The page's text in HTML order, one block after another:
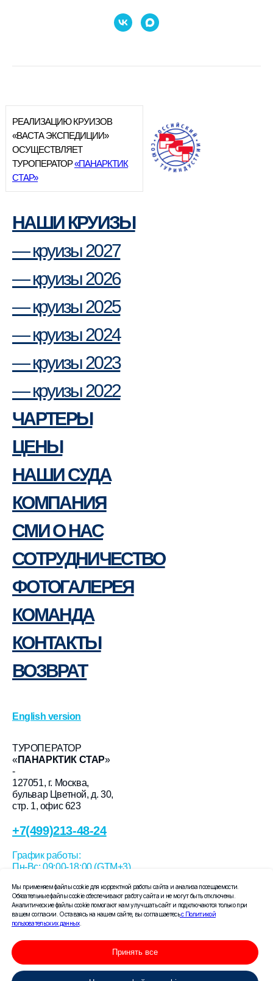
РЕАЛИЗАЦИЮ КРУИЗОВ
«ВАСТА ЭКСПЕДИЦИИ»
ОСУЩЕСТВЛЯЕТ
ТУРОПЕРАТОР«ПАНАРКТИК
СТАР»
НАШИ КРУИЗЫ
— круизы 2027
— круизы 2026
— круизы 2025
— круизы 2024
— круизы 2023
— круизы 2022
ЧАРТЕРЫ
ЦЕНЫ
НАШИ СУДА
КОМПАНИЯ
СМИ О НАС
СОТРУДНИЧЕСТВО
ФОТОГАЛЕРЕЯ
КОМАНДА
КОНТАКТЫ
ВОЗВРАТ
English version
ТУРОПЕРАТОР
«ПАНАРКТИК СТАР»
-
127051, г. Москва,
бульвар Цветной, д. 30,
стр. 1, офис 623
+7(499)213-48-24
График работы:
Пн-Вс: 09:00-18:00 (GTM+3)
Лицензия туроператора
РТО 22 273
Единый федеральный реестр туроператоров.
«
Vasta Expeditions
Офис в Москве:
Мы применяем файлы cookie для корректной работы сайта и анализа посещаемости.
Обязательные файлы cookie обеспечивают работу сайта и не могут быть отключены.
Аналитические файлы cookie помогают нам улучшать сайт и подключаются только при
вашем согласии. Оставаясь на нашем сайте, вы соглашаетесьс Политикой
пользовательских данных.
Принять все